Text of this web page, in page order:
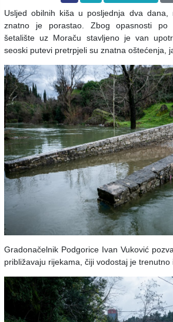
Usljed obilnih kiša u posljednja dva dana,
znatno je porastao. Zbog opasnosti po
šetalište uz Moraču stavljeno je van
seoski putevi pretrpjeli su znatna oštećenja,
Gradonačelnik Podgorice Ivan Vuković
približavaju rijekama, čiji vodostaj je trenutno